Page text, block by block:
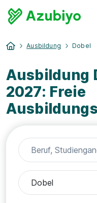
Ausbildung Dobel
Ausbildung
2027: Freie